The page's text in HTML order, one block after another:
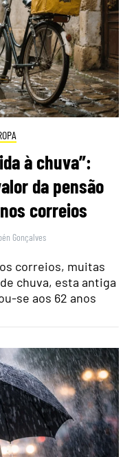
à chuva”:
da pensão
correios
Gonçalves
correios, muitas
chuva, esta antiga
se aos 62 anos